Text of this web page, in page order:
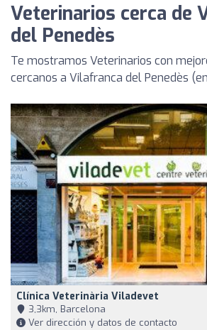
Veterinarios cerca de
del Penedès
Te mostramos Veterinarios con
cercanos a Vilafranca del Penedès
Clínica Veterinària Viladevet
3,3km, Barcelona
Ver dirección y datos de contacto